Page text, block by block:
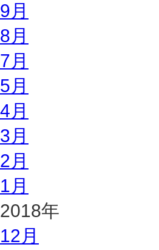
9月
8月
7月
5月
4月
3月
2月
1月
2018年
12月